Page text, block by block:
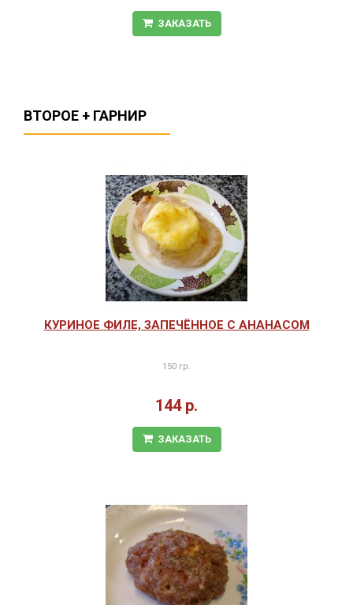
ЗАКАЗАТЬ
ВТОРОЕ + ГАРНИР
КУРИНОЕ ФИЛЕ, ЗАПЕЧЁННОЕ С АНАНАСОМ
150 гр.
144 р.
ЗАКАЗАТЬ